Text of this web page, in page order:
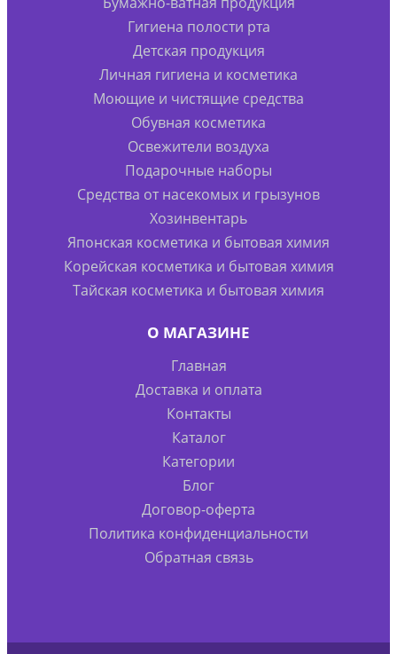
Гигиена полости рта
Детская продукция
Личная гигиена и косметика
Моющие и чистящие средства
Обувная косметика
Освежители воздуха
Подарочные наборы
Средства от насекомых и грызунов
Хозинвентарь
Японская косметика и бытовая химия
Корейская косметика и бытовая химия
Тайская косметика и бытовая химия
О МАГАЗИНЕ
Главная
Доставка и оплата
Контакты
Каталог
Категории
Блог
Договор-оферта
Политика конфиденциальности
Обратная связь